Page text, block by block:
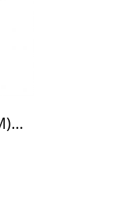
CT1267C54#SA(HM) วาล์วเปิด-ปิดน้ำ รุ่น Geo Slim